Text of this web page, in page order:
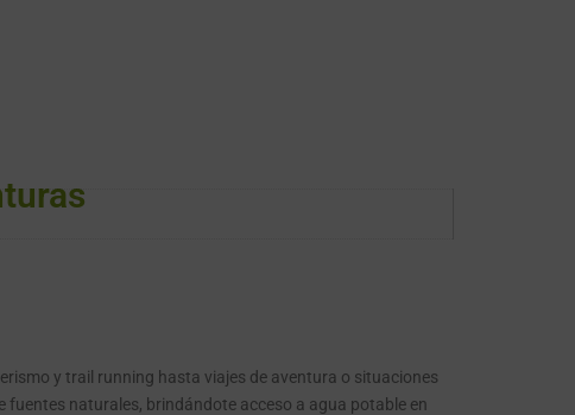
y trail running hasta viajes de aventura o situaciones
naturales, brindándote acceso a agua potable en